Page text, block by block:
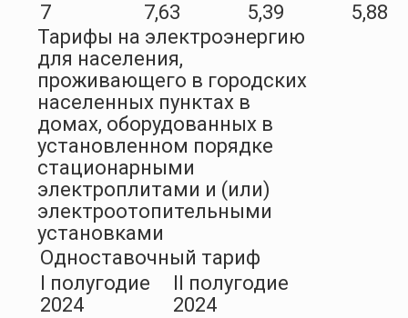
7
7,63 5,39
5,88
Тарифы на электроэнергию
для населения,
проживающего в городских
населенных пунктах в
домах, оборудованных в
установленном порядке
стационарными
электроплитами и (или)
электроотопительными
установками
Одноставочный тариф
I полугодие
2024
II полугодие
2024